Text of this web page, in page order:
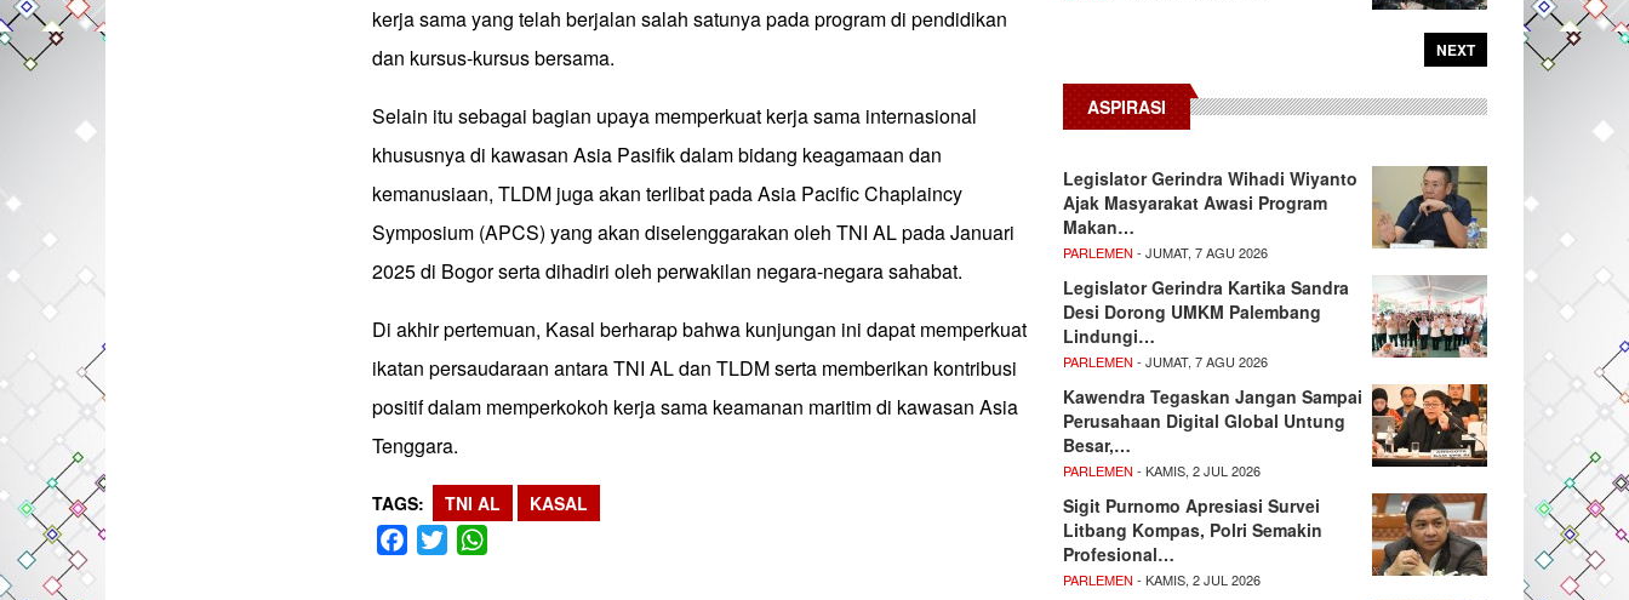
kerja sama yang telah berjalan salah satunya pada program di pendidikan
dan kursus-kursus bersama.
Selain itu sebagai bagian upaya memperkuat kerja sama internasional
khususnya di kawasan Asia Pasifik dalam bidang keagamaan dan
kemanusiaan, TLDM juga akan terlibat pada Asia Pacific Chaplaincy
Symposium (APCS) yang akan diselenggarakan oleh TNI AL pada Januari
2025 di Bogor serta dihadiri oleh perwakilan negara-negara sahabat.
Di akhir pertemuan, Kasal berharap bahwa kunjungan ini dapat memperkuat
ikatan persaudaraan antara TNI AL dan TLDM serta memberikan kontribusi
positif dalam memperkokoh kerja sama keamanan maritim di kawasan Asia
Tenggara.
TAGS TNI AL KASAL
Facebook
Twitter
NEXT
ASPIRASI
Legislator Gerindra Wihadi Wiyanto
Ajak Masyarakat Awasi Program
Makan…
PARLEMEN - JUMAT, 7 AGU 2026
Legislator Gerindra Kartika Sandra
Desi Dorong UMKM Palembang
Lindungi…
PARLEMEN - JUMAT, 7 AGU 2026
Kawendra Tegaskan Jangan Sampai
Perusahaan Digital Global Untung
Besar,…
PARLEMEN - KAMIS, 2 JUL 2026
Sigit Purnomo Apresiasi Survei
Litbang Kompas, Polri Semakin
Profesional…
PARLEMEN - KAMIS, 2 JUL 2026